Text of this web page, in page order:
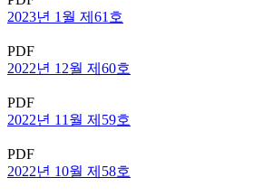
2023년 1월 제61호
PDF
2022년 12월 제60호
PDF
2022년 11월 제59호
PDF
2022년 10월 제58호